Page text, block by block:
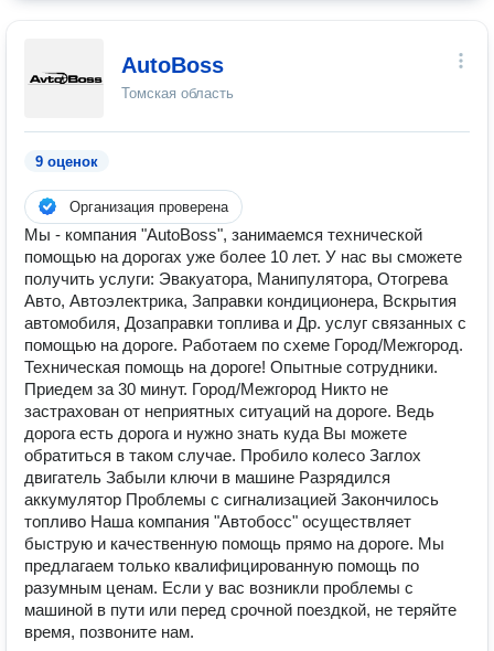
AutoBoss
Томская область
9 оценок
Организация проверена
Мы - компания "AutoBoss", занимаемся технической
помощью на дорогах уже более 10 лет. У нас вы сможете
получить услуги: Эвакуатора, Манипулятора, Отогрева
Авто, Автоэлектрика, Заправки кондиционера, Вскрытия
автомобиля, Дозаправки топлива и Др. услуг связанных с
помощью на дороге. Работаем по схеме Город/Межгород.
Техническая помощь на дороге! Опытные сотрудники.
Приедем за 30 минут. Город/Межгород Никто не
застрахован от неприятных ситуаций на дороге. Ведь
дорога есть дорога и нужно знать куда Вы можете
обратиться в таком случае. Пробило колесо Заглох
двигатель Забыли ключи в машине Разрядился
аккумулятор Проблемы с сигнализацией Закончилось
топливо Наша компания "Автобосс" осуществляет
быструю и качественную помощь прямо на дороге. Мы
предлагаем только квалифицированную помощь по
разумным ценам. Если у вас возникли проблемы с
машиной в пути или перед срочной поездкой, не теряйте
время, позвоните нам.